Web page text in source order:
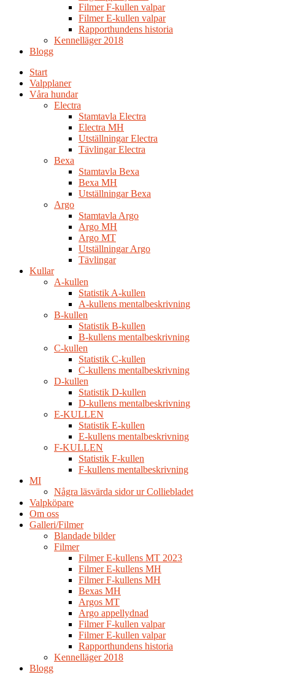
Filmer F-kullen valpar
Filmer E-kullen valpar
Rapporthundens historia
Kennelläger 2018
Blogg
Start
Valpplaner
Våra hundar
Electra
Stamtavla Electra
Electra MH
Utställningar Electra
Tävlingar Electra
Bexa
Stamtavla Bexa
Bexa MH
Utställningar Bexa
Argo
Stamtavla Argo
Argo MH
Argo MT
Utställningar Argo
Tävlingar
Kullar
A-kullen
Statistik A-kullen
A-kullens mentalbeskrivning
B-kullen
Statistik B-kullen
B-kullens mentalbeskrivning
C-kullen
Statistik C-kullen
C-kullens mentalbeskrivning
D-kullen
Statistik D-kullen
D-kullens mentalbeskrivning
E-KULLEN
Statistik E-kullen
E-kullens mentalbeskrivning
F-KULLEN
Statistik F-kullen
F-kullens mentalbeskrivning
MI
Några läsvärda sidor ur Colliebladet
Valpköpare
Om oss
Galleri/Filmer
Blandade bilder
Filmer
Filmer E-kullens MT 2023
Filmer E-kullens MH
Filmer F-kullens MH
Bexas MH
Argos MT
Argo appellydnad
Filmer F-kullen valpar
Filmer E-kullen valpar
Rapporthundens historia
Kennelläger 2018
Blogg